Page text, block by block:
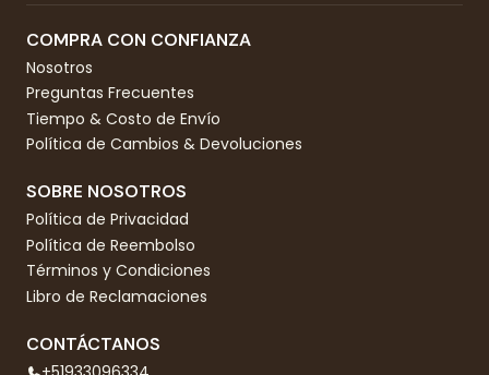
COMPRA CON CONFIANZA
Nosotros
Preguntas Frecuentes
Tiempo & Costo de Envío
Política de Cambios & Devoluciones
SOBRE NOSOTROS
Política de Privacidad
Política de Reembolso
Términos y Condiciones
Libro de Reclamaciones
CONTÁCTANOS